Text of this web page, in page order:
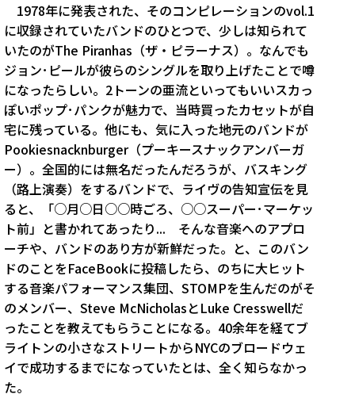
1978年に発表された、そのコンピレーションのvol.1
に収録されていたバンドのひとつで、少しは知られて
いたのがThe Piranhas（ザ・ピラーナス）。なんでも
ジョン･ピールが彼らのシングルを取り上げたことで噂
になったらしい。2トーンの亜流といってもいいスカっ
ぽいポップ･パンクが魅力で、当時買ったカセットが自
宅に残っている。他にも、気に入った地元のバンドが
Pookiesnacknburger（プーキースナックアンバーガ
ー）。全国的には無名だったんだろうが、バスキング
（路上演奏）をするバンドで、ライヴの告知宣伝を見
ると、「○月○日○○時ごろ、○○スーパー･マーケッ
ト前」と書かれてあったり... そんな音楽へのアプロ
ーチや、バンドのあり方が新鮮だった。と、このバン
ドのことをFaceBookに投稿したら、のちに大ヒット
する音楽パフォーマンス集団、STOMPを生んだのがそ
のメンバー、Steve McNicholasとLuke Cresswellだ
ったことを教えてもらうことになる。40余年を経てブ
ライトンの小さなストリートからNYCのブロードウェ
イで成功するまでになっていたとは、全く知らなかっ
た。